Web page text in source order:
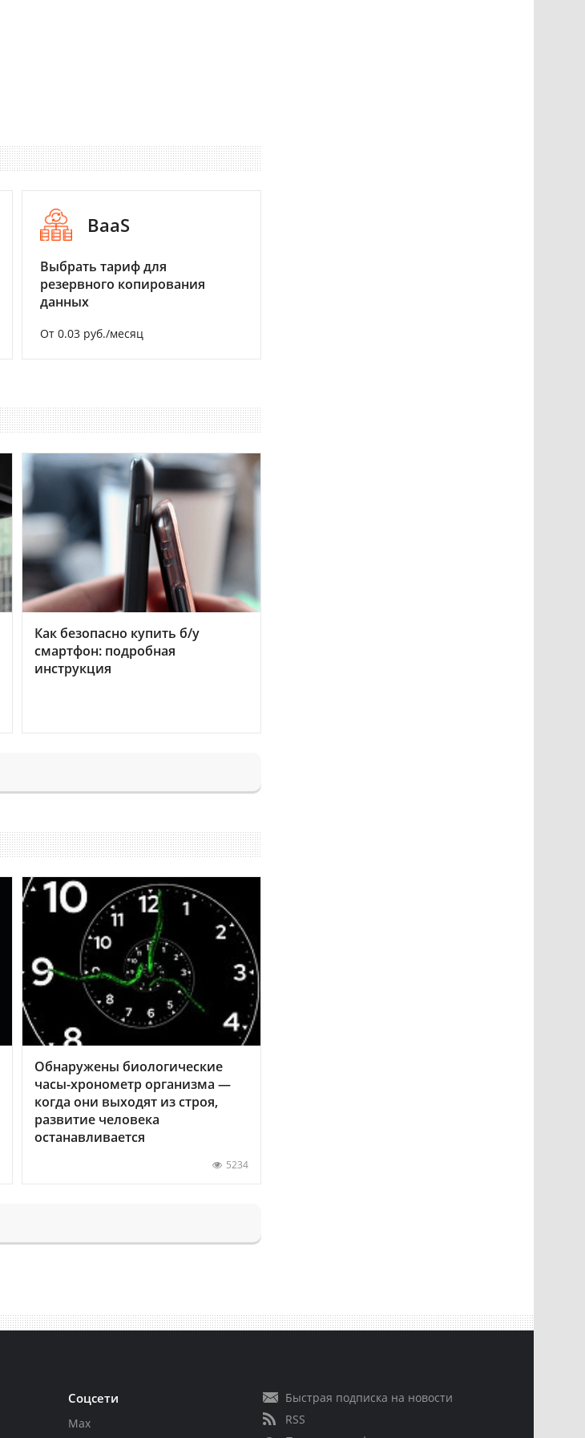
BaaS
Выбрать тариф для
резервного копирования
данных
От 0.03 руб./месяц
Как безопасно купить б/у
смартфон: подробная
инструкция
Обнаружены биологические
часы-хронометр организма —
когда они выходят из строя,
развитие человека
останавливается
5234
Соцсети
Max
Быстрая подписка на новости
RSS